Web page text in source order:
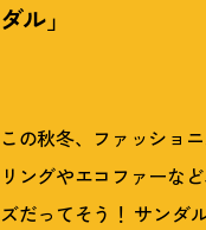
ダル」
この秋冬、ファッショ
リングやエコファーな
ズだってそう ！ サンダ